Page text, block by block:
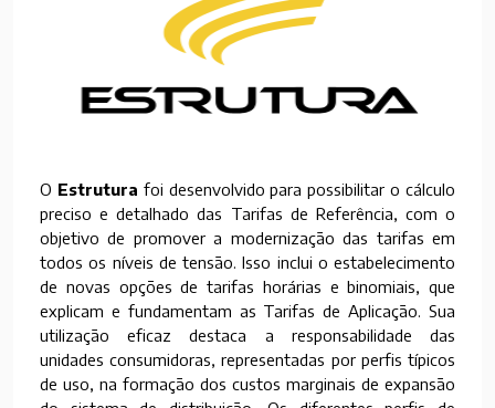
O Estrutura foi desenvolvido para possibilitar o cálculo
preciso e detalhado das Tarifas de Referência, com o
objetivo de promover a modernização das tarifas em
todos os níveis de tensão. Isso inclui o estabelecimento
de novas opções de tarifas horárias e binomiais, que
explicam e fundamentam as Tarifas de Aplicação. Sua
utilização eficaz destaca a responsabilidade das
unidades consumidoras, representadas por perfis típicos
de uso, na formação dos custos marginais de expansão